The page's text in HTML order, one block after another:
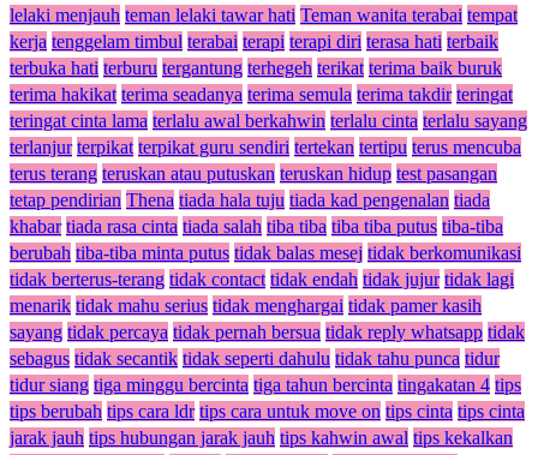
lelaki menjauh teman lelaki tawar hati Teman wanita terabai tempat
kerja tenggelam timbul terabai terapi terapi diri terasa hati terbaik
terbuka hati terburu tergantung terhegeh terikat terima baik buruk
terima hakikat terima seadanya terima semula terima takdir teringat
teringat cinta lama terlalu awal berkahwin terlalu cinta terlalu sayang
terlanjur terpikat terpikat guru sendiri tertekan tertipu terus mencuba
terus terang teruskan atau putuskan teruskan hidup test pasangan
tetap pendirian Thena tiada hala tuju tiada kad pengenalan tiada
khabar tiada rasa cinta tiada salah tiba tiba tiba tiba putus tiba-tiba
berubah tiba-tiba minta putus tidak balas mesej tidak berkomunikasi
tidak berterus-terang tidak contact tidak endah tidak jujur tidak lagi
menarik tidak mahu serius tidak menghargai tidak pamer kasih
sayang tidak percaya tidak pernah bersua tidak reply whatsapp tidak
sebagus tidak secantik tidak seperti dahulu tidak tahu punca tidur
tidur siang tiga minggu bercinta tiga tahun bercinta tingakatan 4 tips
tips berubah tips cara ldr tips cara untuk move on tips cinta tips cinta
jarak jauh tips hubungan jarak jauh tips kahwin awal tips kekalkan